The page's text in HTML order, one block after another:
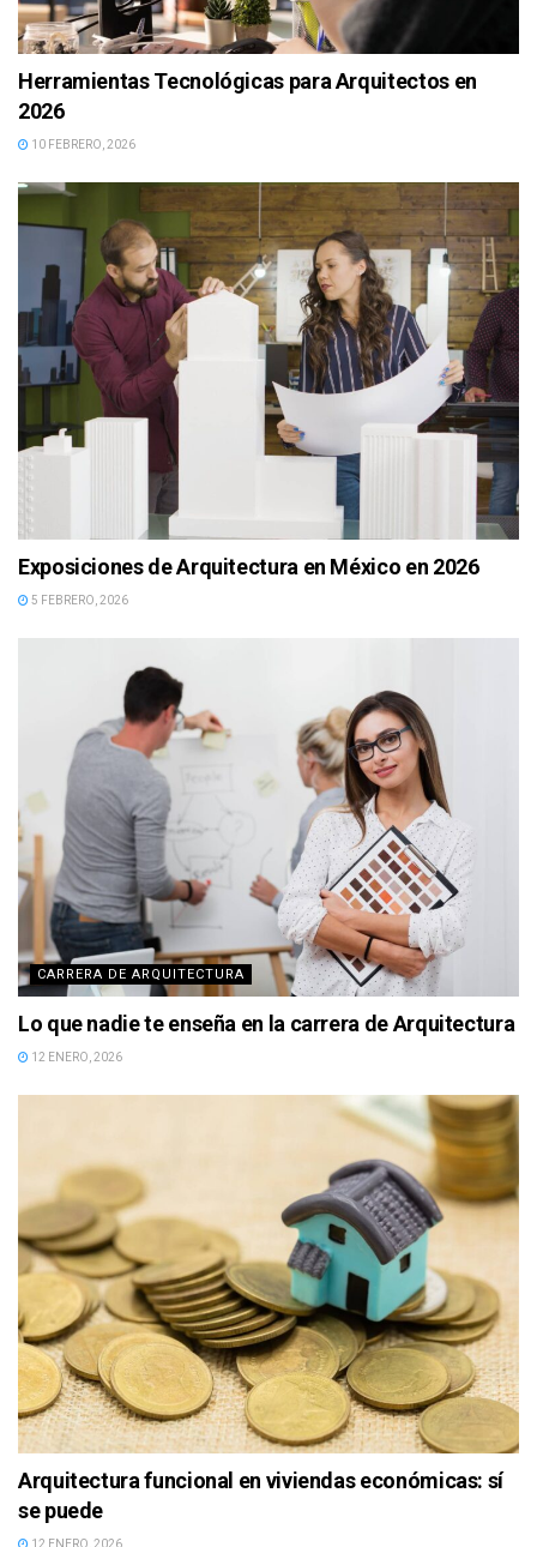
Herramientas Tecnológicas para Arquitectos en
2026
10 FEBRERO, 2026
Exposiciones de Arquitectura en México en 2026
5 FEBRERO, 2026
CARRERA DE ARQUITECTURA
Lo que nadie te enseña en la carrera de Arquitectura
12 ENERO, 2026
Arquitectura funcional en viviendas económicas: sí
se puede
12 ENERO, 2026